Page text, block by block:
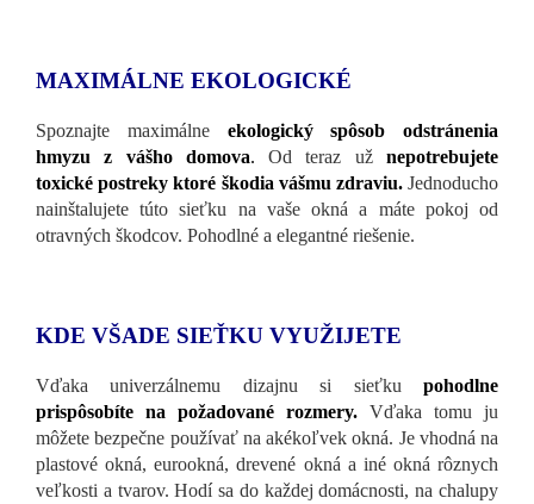
MAXIMÁLNE EKOLOGICKÉ
Spoznajte maximálne ekologický spôsob odstránenia
hmyzu z vášho domova. Od teraz užnepotrebujete
toxické postreky ktoré škodia vášmu zdraviu. Jednoducho
nainštalujete túto sieťku na vaše okná a máte pokoj od
otravných škodcov. Pohodlné a elegantné riešenie.
KDE VŠADE SIEŤKU VYUŽIJETE
Vďaka univerzálnemu dizajnu si sieťku pohodlne
prispôsobíte na požadované rozmery. Vďaka tomu ju
môžete bezpečne používať na akékoľvek okná. Je vhodná na
plastové okná, eurookná, drevené okná a iné okná rôznych
veľkosti a tvarov. Hodí sa do každej domácnosti, na chalupy